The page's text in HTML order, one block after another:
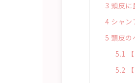
3 頭皮に
4 シャン
5 頭皮の
5.1
5.2